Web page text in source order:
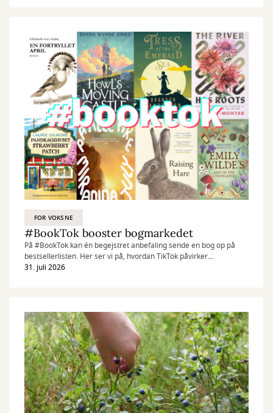
FOR VOKSNE
#BookTok booster bogmarkedet
På #BookTok kan én begejstret anbefaling sende en bog op på
bestsellerlisten. Her ser vi på, hvordan TikTok påvirker
bogmarkedet – og hvilke titler læserne kaster sig over lige nu.
31. juli 2026